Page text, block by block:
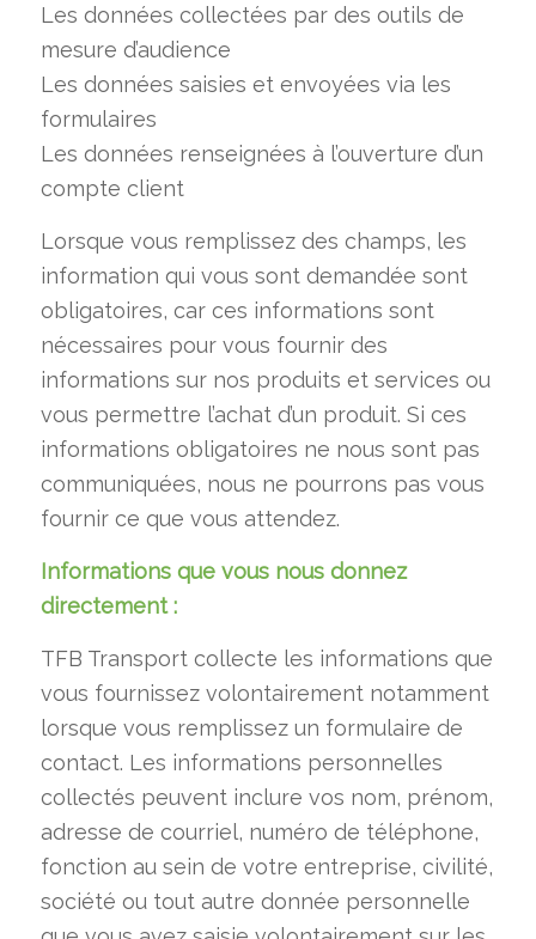
Les données collectées par des outils de
mesure d’audience
Les données saisies et envoyées via les
formulaires
Les données renseignées à l’ouverture d’un
compte client
Lorsque vous remplissez des champs, les
information qui vous sont demandée sont
obligatoires, car ces informations sont
nécessaires pour vous fournir des
informations sur nos produits et services ou
vous permettre l’achat d’un produit. Si ces
informations obligatoires ne nous sont pas
communiquées, nous ne pourrons pas vous
fournir ce que vous attendez.
Informations que vous nous donnez
directement :
TFB Transport collecte les informations que
vous fournissez volontairement notamment
lorsque vous remplissez un formulaire de
contact. Les informations personnelles
collectés peuvent inclure vos nom, prénom,
adresse de courriel, numéro de téléphone,
fonction au sein de votre entreprise, civilité,
société ou tout autre donnée personnelle